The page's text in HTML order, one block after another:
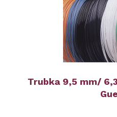
Trubka 9,5 mm/